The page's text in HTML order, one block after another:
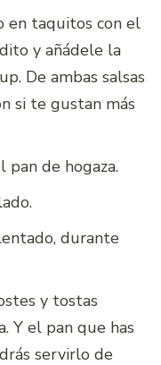
en taquitos con el
y añádele la
De ambas salsas
si te gustan más
pan de hogaza.
durante
y tostas
Y el pan que has
servirlo de